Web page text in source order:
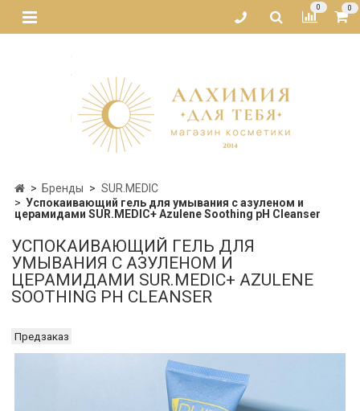
0 0
Бренды
SUR.MEDIC
Успокаивающий гель для умывания с азуленом и
церамидами SUR.MEDIC+ Azulene Soothing pH Cleanser
УСПОКАИВАЮЩИЙ ГЕЛЬ ДЛЯ
УМЫВАНИЯ С АЗУЛЕНОМ И
ЦЕРАМИДАМИ SUR.MEDIC+ AZULENE
SOOTHING PH CLEANSER
Предзаказ